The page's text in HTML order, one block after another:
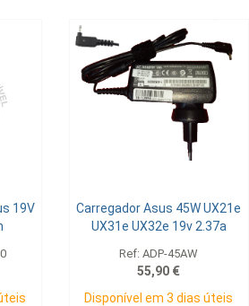
19V
Carregador Asus 45W UX21e
UX31e UX32e 19v 2.37a
Ref: ADP-45AW
55,90 €
Disponível em 3 dias úteis